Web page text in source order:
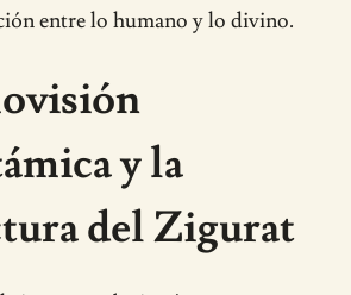
entre lo humano y lo divino.
y la
del Zigurat